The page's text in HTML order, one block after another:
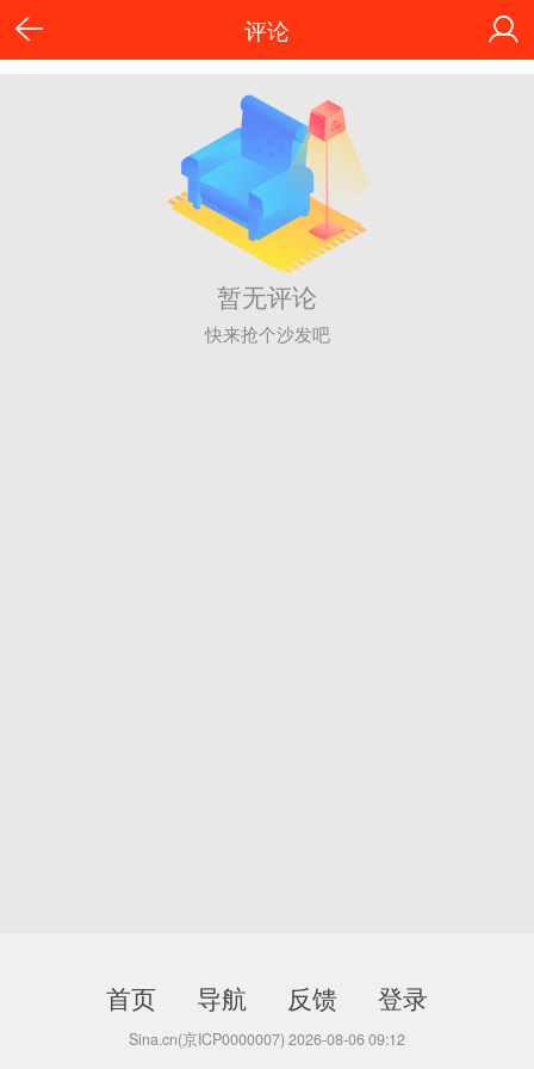
评论
暂无评论
快来抢个沙发吧
首页 导航 反馈 登录
Sina.cn(京ICP0000007) 2026-08-06 09:12